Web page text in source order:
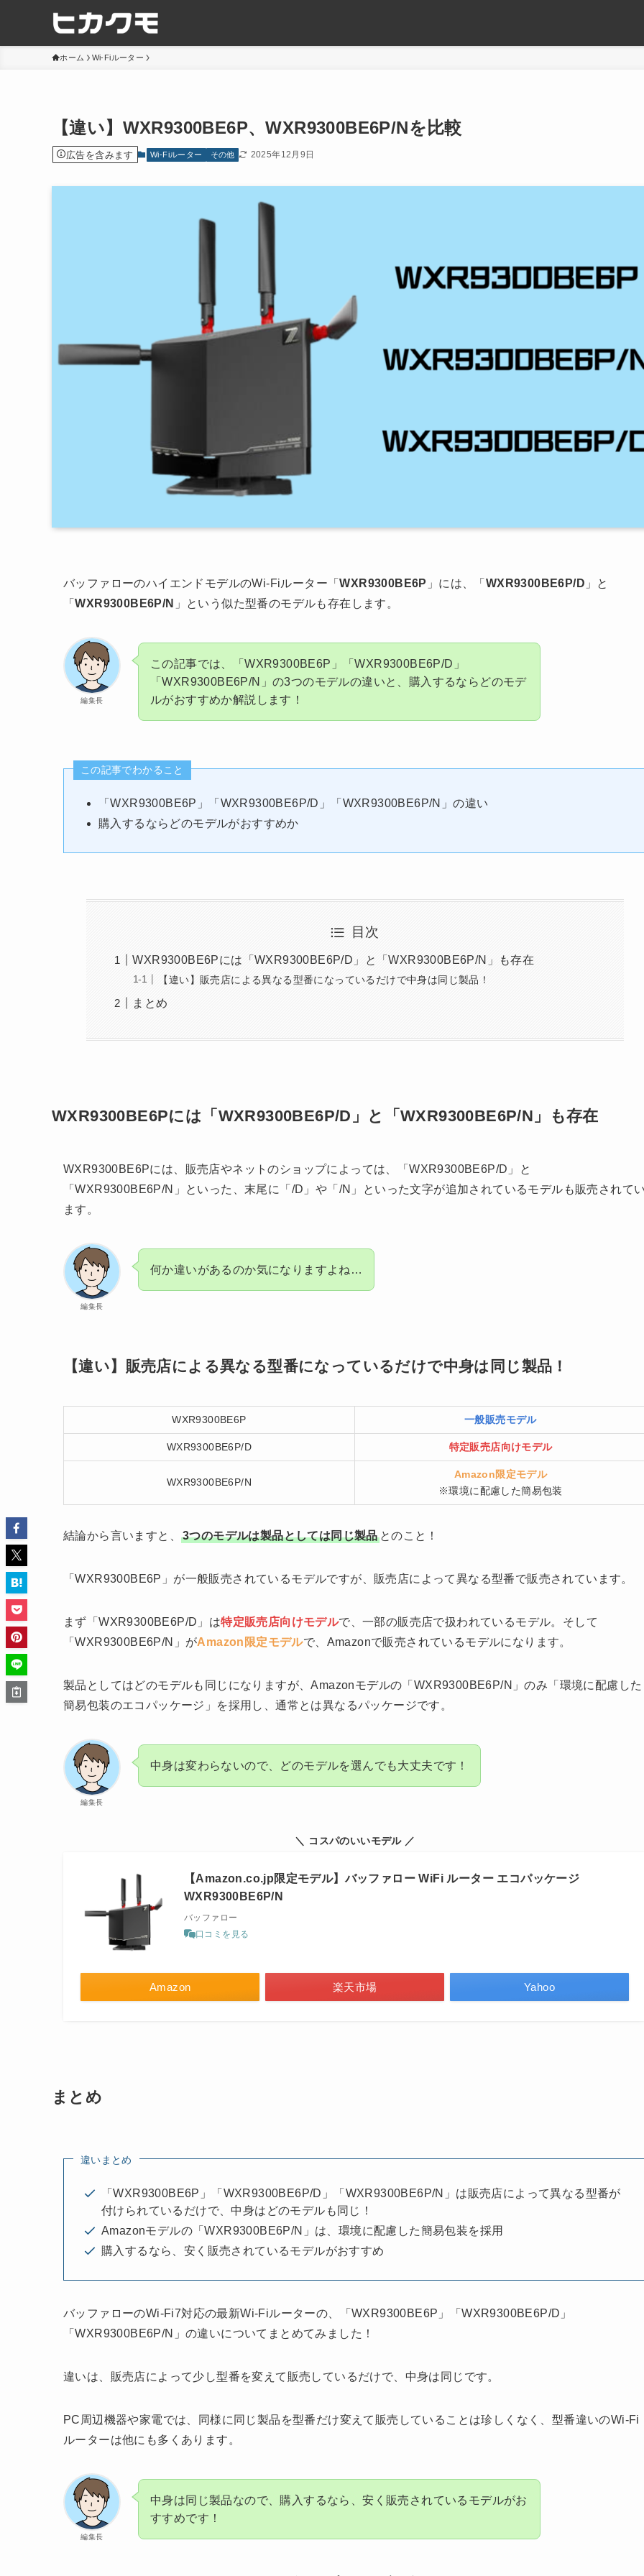
ホーム Wi-Fiルーター
【違い】WXR9300BE6P、WXR9300BE6P/Nを比較
広告を含みます Wi-Fiルーター その他 2025年12月9日
バッファローのハイエンドモデルのWi-Fiルーター「WXR9300BE6P 」には、「 WXR9300BE6P/D 」と
「WXR9300BE6P/N 」という似た型番のモデルも存在します。
編集長
この記事では、「WXR9300BE6P」「WXR9300BE6P/D」
「WXR9300BE6P/N」の3つのモデルの違いと、購入するならどのモデ
ルがおすすめか解説します！
この記事でわかること
「WXR9300BE6P」「WXR9300BE6P/D」「WXR9300BE6P/N」の違い
購入するならどのモデルがおすすめか
目次
WXR9300BE6Pには「WXR9300BE6P/D」と「WXR9300BE6P/N」も存在
【違い】販売店による異なる型番になっているだけで中身は同じ製品！
まとめ
WXR9300BE6Pには「WXR9300BE6P/D」と「WXR9300BE6P/N」も存在
WXR9300BE6Pには、販売店やネットのショップによっては、「WXR9300BE6P/D」と
「WXR9300BE6P/N」といった、末尾に「/D」や「/N」といった文字が追加されているモデルも販売されて
ます。
編集長
何か違いがあるのか気になりますよね…
【違い】販売店による異なる型番になっているだけで中身は同じ製品！
WXR9300BE6P 一般販売モデル
WXR9300BE6P/D 特定販売店向けモデル
WXR9300BE6P/N
Amazon限定モデル
※環境に配慮した簡易包装
結論から言いますと、 3つのモデルは製品としては同じ製品とのこと！
「WXR9300BE6P」が一般販売されているモデルですが、販売店によって異なる型番で販売されています。
まず「WXR9300BE6P/D」は特定販売店向けモデルで、一部の販売店で扱われているモデル。そして
「WXR9300BE6P/N」がAmazon限定モデルで、Amazonで販売されているモデルになります。
製品としてはどのモデルも同じになりますが、Amazonモデルの「WXR9300BE6P/N」のみ「環境に配慮した
簡易包装のエコパッケージ」を採用し、通常とは異なるパッケージです。
編集長
中身は変わらないので、どのモデルを選んでも大丈夫です！
＼ コスパのいいモデル ／
【Amazon.co.jp限定モデル】バッファロー WiFi ルーター エコパッケージ
WXR9300BE6P/N
バッファロー
口コミを見る
Amazon 楽天市場 Yahoo
まとめ
違いまとめ
「WXR9300BE6P」「WXR9300BE6P/D」「WXR9300BE6P/N」は販売店によって異なる型番が
付けられているだけで、中身はどのモデルも同じ！
Amazonモデルの「WXR9300BE6P/N」は、環境に配慮した簡易包装を採用
購入するなら、安く販売されているモデルがおすすめ
バッファローのWi-Fi7対応の最新Wi-Fiルーターの、「WXR9300BE6P」「WXR9300BE6P/D」
「WXR9300BE6P/N」の違いについてまとめてみました！
違いは、販売店によって少し型番を変えて販売しているだけで、中身は同じです。
PC周辺機器や家電では、同様に同じ製品を型番だけ変えて販売していることは珍しくなく、型番違いのWi-Fi
ルーターは他にも多くあります。
編集長
中身は同じ製品なので、購入するなら、安く販売されているモデルがお
すすめです！